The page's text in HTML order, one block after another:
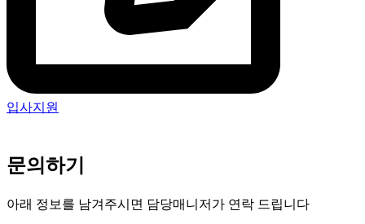
입사지원
문의하기
아래 정보를 남겨주시면 담당매니저가 연락 드립니다